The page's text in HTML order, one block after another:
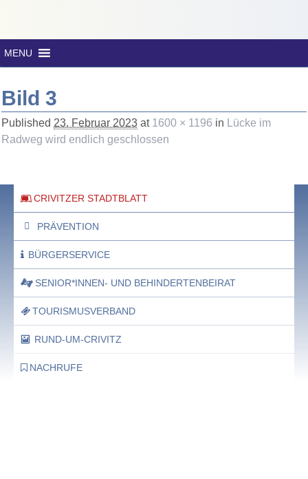
MENU
Bild 3
Published 23. Februar 2023 at 1600 × 1196 in
Lücke im
Radweg wird endlich geschlossen
CRIVITZER STADTBLATT
PRÄVENTION
BÜRGERSERVICE
SENIOR*INNEN- UND BEHINDERTENBEIRAT
TOURISMUSVERBAND
RUND-UM-CRIVITZ
NACHRUFE